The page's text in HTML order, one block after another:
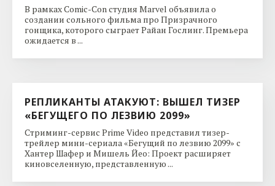
В рамках Comic-Con студия Marvel объявила о
создании сольного фильма про Призрачного
гонщика, которого сыграет Райан Гослинг. Премьера
ожидается в ...
РЕПЛИКАНТЫ АТАКУЮТ: ВЫШЕЛ ТИЗЕР
«БЕГУЩЕГО ПО ЛЕЗВИЮ 2099»
Стриминг-сервис Prime Video представил тизер-
трейлер мини-сериала «Бегущий по лезвию 2099» с
Хантер Шафер и Мишель Йео: Проект расширяет
киновселенную, представленную ...